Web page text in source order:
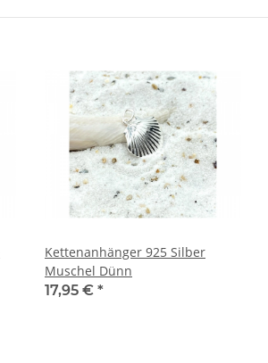
Kettenanhänger 925 Silber
Muschel Dünn
17,95 € *